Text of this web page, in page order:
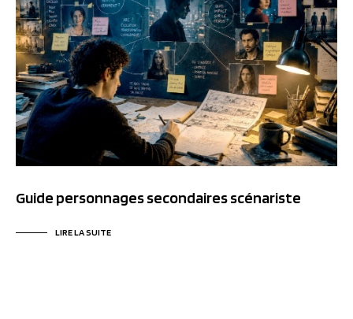
Guide personnages secondaires scénariste
LIRE LA SUITE